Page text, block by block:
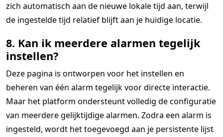
zich automatisch aan de nieuwe lokale tijd aan, terwijl
de ingestelde tijd relatief blijft aan je huidige locatie.
8. Kan ik meerdere alarmen tegelijk
instellen?
Deze pagina is ontworpen voor het instellen en
beheren van één alarm tegelijk voor directe interactie.
Maar het platform ondersteunt volledig de configuratie
van meerdere gelijktijdige alarmen. Zodra een alarm is
ingesteld, wordt het toegevoegd aan je persistente lijst